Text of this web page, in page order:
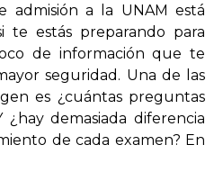
admisión a la UNAM está
te estás preparando para
de información que te
seguridad. Una de las
es ¿cuántas preguntas
demasiada diferencia
de cada examen? En